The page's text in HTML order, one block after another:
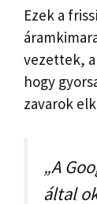
Ezek a
vezettek,
hogy
zavarok
„A
által